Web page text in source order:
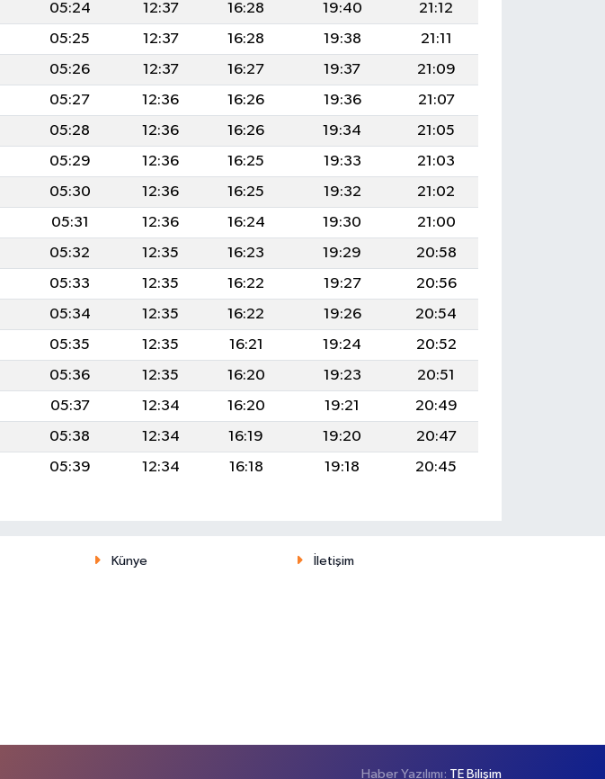
05:24 12:37 16:28 19:40
21:12
05:25 12:37 16:28 19:38
21:11
05:26 12:37 16:27 19:37
21:09
05:27 12:36 16:26 19:36
21:07
05:28 12:36 16:26 19:34
21:05
05:29 12:36 16:25 19:33
21:03
05:30 12:36 16:25 19:32
21:02
05:31 12:36 16:24 19:30
21:00
05:32 12:35 16:23 19:29
20:58
05:33 12:35 16:22 19:27
20:56
05:34 12:35 16:22 19:26
20:54
05:35 12:35 16:21 19:24
20:52
05:36 12:35 16:20 19:23
20:51
05:37 12:34 16:20 19:21
20:49
05:38 12:34 16:19 19:20
20:47
05:39 12:34 16:18 19:18 20:45
Künye İletişim
Haber Yazılımı: TE Bilişim